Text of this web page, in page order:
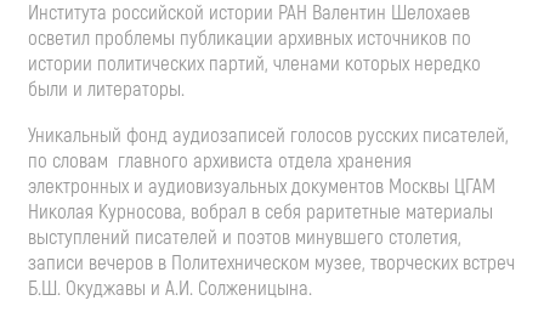
Института российской истории РАН Валентин Шелохаев
осветил проблемы публикации архивных источников по
истории политических партий, членами которых нередко
были и литераторы.
Уникальный фонд аудиозаписей голосов русских писателей,
по словам главного архивиста отдела хранения
электронных и аудиовизуальных документов Москвы ЦГАМ
Николая Курносова, вобрал в себя раритетные материалы
выступлений писателей и поэтов минувшего столетия,
записи вечеров в Политехническом музее, творческих встреч
Б.Ш. Окуджавы и А.И. Солженицына.